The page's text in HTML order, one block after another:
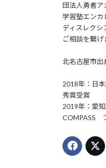
団法人勇者
学習塾エンカ
ディスレクシ
ご相談を繋げ
北名古屋市
2018年：日
秀賞受賞
2019年：愛
COMPASS